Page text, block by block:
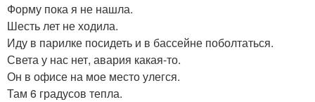
Форму пока я не нашла.
Шесть лет не ходила.
Иду в парилке посидеть и в бассейне поболтаться.
Света у нас нет, авария какая-то.
Он в офисе на мое место улегся.
Там 6 градусов тепла.